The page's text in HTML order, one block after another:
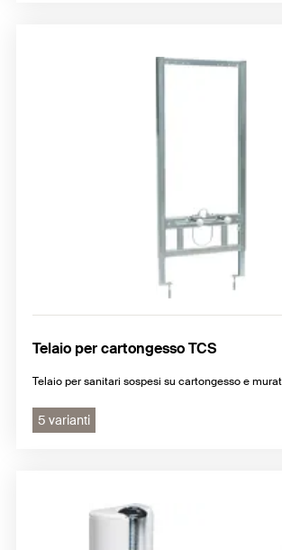
Telaio per cartongesso TCS
Telaio per sanitari sospesi su cartongesso e
5 varianti